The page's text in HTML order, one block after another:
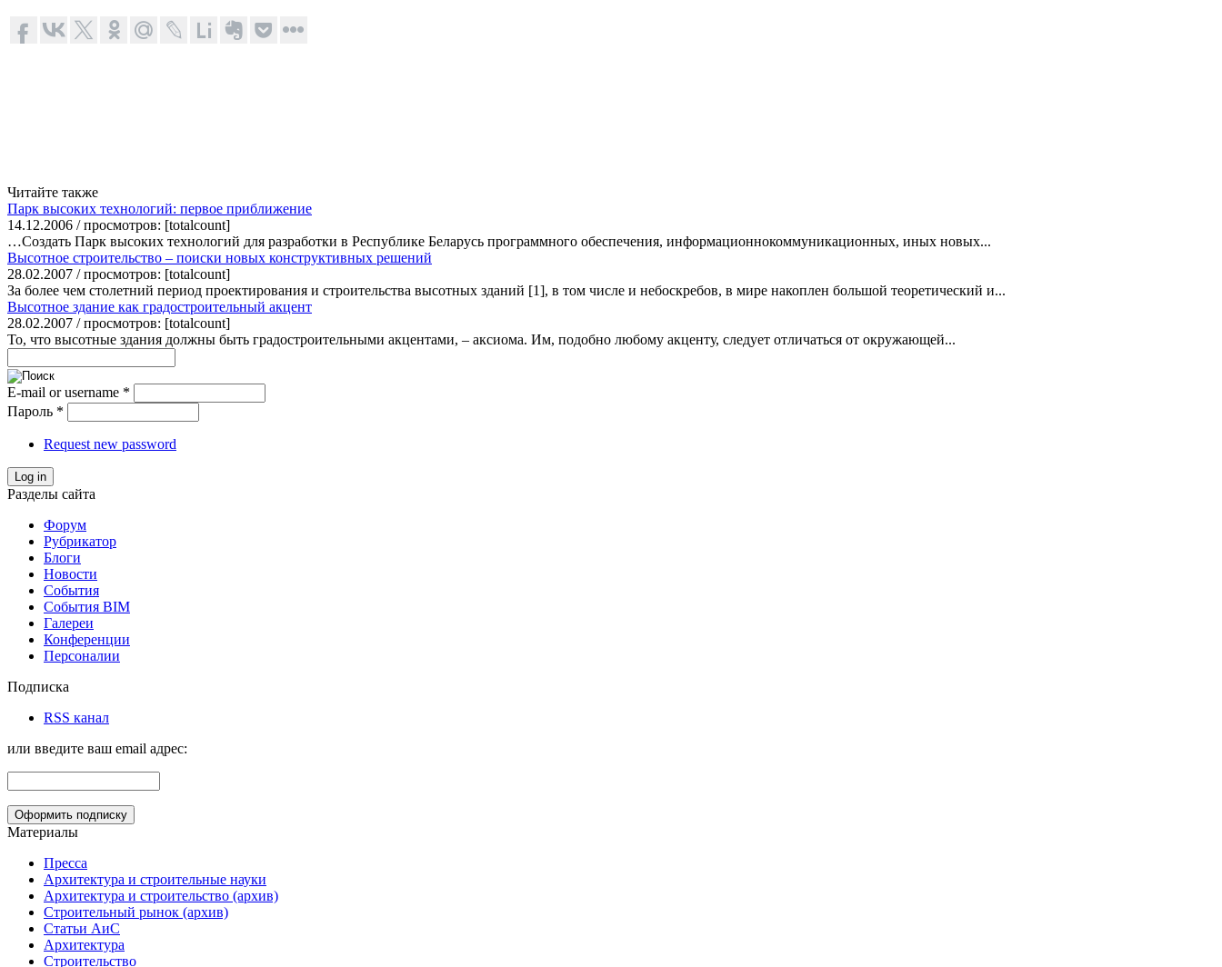
Читайте также
Парк высоких технологий: первое приближение
14.12.2006 / просмотров: [totalcount]
…Создать Парк высоких технологий для разработки в Республике Беларусь программного обеспечения, информационно­коммуникационных, иных новых...
Высотное строительство – поиски новых конструктивных решений
28.02.2007 / просмотров: [totalcount]
За более чем столетний период проектирования и строительства высотных зданий [1], в том числе и небоскребов, в мире накоплен большой теоретический и...
Высотное здание как градостроительный акцент
28.02.2007 / просмотров: [totalcount]
То, что высотные здания должны быть градостроительными акцентами, – аксиома. Им, подобно любому акценту, следует отличаться от окружающей...
E-mail or username *
Пароль *
Request new password
Log in
Разделы сайта
Форум
Рубрикатор
Блоги
Новости
События
События BIM
Галереи
Конференции
Персоналии
Подписка
RSS канал
или введите ваш email адрес:
Материалы
Пресса
Архитектура и строительные науки
Архитектура и строительство (архив)
Строительный рынок (архив)
Статьи АиС
Архитектура
Строительство